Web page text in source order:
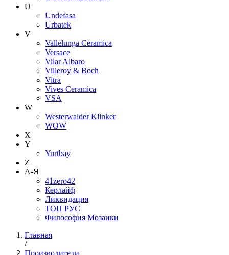
U
Undefasa
Urbatek
V
Vallelunga Ceramica
Versace
Vilar Albaro
Villeroy & Boch
Vitra
Vives Ceramica
VSA
W
Westerwalder Klinker
WOW
X
Y
Yurtbay
Z
А-Я
41zero42
Керлайф
Ликвидация
ТОП РУС
Философия Мозаики
Главная
/
Производители